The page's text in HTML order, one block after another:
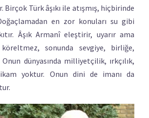
Türk âşıkı ile atışmış, hiçbirinde
en zor konuları su gibi
Âşık Armanî eleştirir, uyarır ama
sonunda sevgiye, birliğe,
Onun dünyasında milliyetçilik, ırkçılık,
yoktur. Onun dini de imanı da